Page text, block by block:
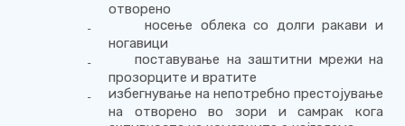
отворено
₋
носење облека со долги ракави и
ногавици
₋
поставување на заштитни мрежи на
прозорците и вратите
₋
избегнување на непотребно престојување
на отворено во зори и самрак кога